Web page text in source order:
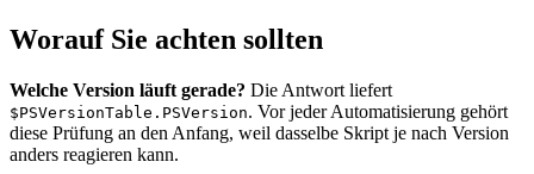
Worauf Sie achten sollten
Welche Version läuft gerade? Die Antwort liefert
$PSVersionTable.PSVersion. Vor jeder Automatisierung gehört
diese Prüfung an den Anfang, weil dasselbe Skript je nach Version
anders reagieren kann.